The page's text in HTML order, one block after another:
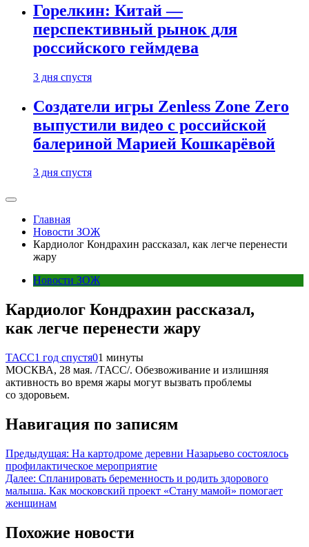
Горелкин: Китай —
перспективный рынок для
российского геймдева
3 дня спустя
Создатели игры Zenless Zone Zero
выпустили видео с российской
балериной Марией Кошкарёвой
3 дня спустя
Главная
Новости ЗОЖ
Кардиолог Кондрахин рассказал, как легче перенести
жару
Новости ЗОЖ
Кардиолог Кондрахин рассказал,
как легче перенести жару
ТАСС1 год спустя01 минуты
МОСКВА, 28 мая. /ТАСС/. Обезвоживание и излишняя
активность во время жары могут вызвать проблемы
со здоровьем.
Навигация по записям
Предыдущая: На картодроме деревни Назарьево состоялось
профилактическое мероприятие
Далее: Спланировать беременность и родить здорового
малыша. Как московский проект «Стану мамой» помогает
женщинам
Похожие новости